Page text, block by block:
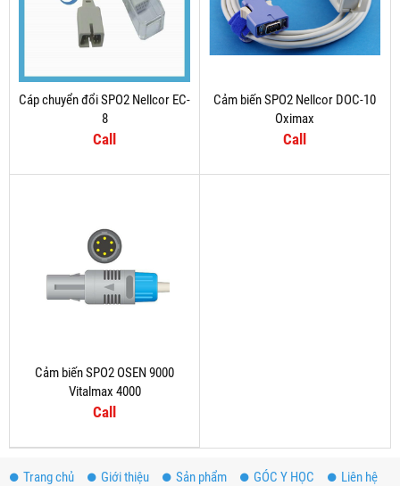
Cáp chuyển đổi SPO2 Nellcor EC-
8
Call
Cảm biến SPO2 Nellcor DOC-10
Oximax
Call
Cảm biến SPO2 OSEN 9000
Vitalmax 4000
Call
Trang chủ Giới thiệu Sản phẩm GÓC Y HỌC Liên hệ